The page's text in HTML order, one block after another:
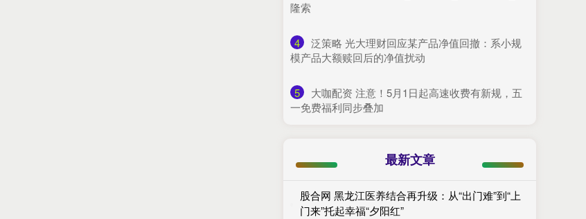
隆索
4
​泛策略 光大理财回应某产品净值回撤：系小规
模产品大额赎回后的净值扰动
5
​大咖配资 注意！5月1日起高速收费有新规，五
一免费福利同步叠加
最新文章
股合网 黑龙江医养结合再升级：从“出门难”到“上
门来”托起幸福“夕阳红”